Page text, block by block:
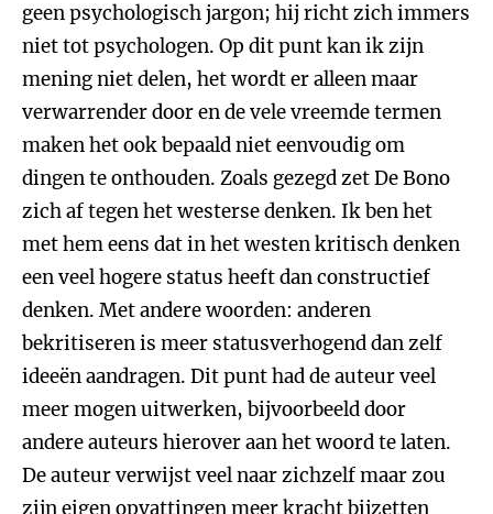
geen psychologisch jargon; hij richt zich immers
niet tot psychologen. Op dit punt kan ik zijn
mening niet delen, het wordt er alleen maar
verwarrender door en de vele vreemde termen
maken het ook bepaald niet eenvoudig om
dingen te onthouden. Zoals gezegd zet De Bono
zich af tegen het westerse denken. Ik ben het
met hem eens dat in het westen kritisch denken
een veel hogere status heeft dan constructief
denken. Met andere woorden: anderen
bekritiseren is meer statusverhogend dan zelf
ideeën aandragen. Dit punt had de auteur veel
meer mogen uitwerken, bijvoorbeeld door
andere auteurs hierover aan het woord te laten.
De auteur verwijst veel naar zichzelf maar zou
zijn eigen opvattingen meer kracht bijzetten